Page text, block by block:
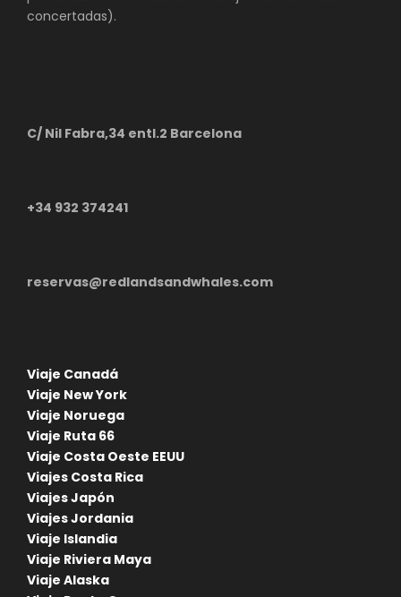
concertadas).
C/ Nil Fabra,34 entl.2 Barcelona
+34 932 374241
reservas@redlandsandwhales.com
Viaje Canadá
Viaje New York
Viaje Noruega
Viaje Ruta 66
Viaje Costa Oeste EEUU
Viajes Costa Rica
Viajes Japón
Viajes Jordania
Viaje Islandia
Viaje Riviera Maya
Viaje Alaska